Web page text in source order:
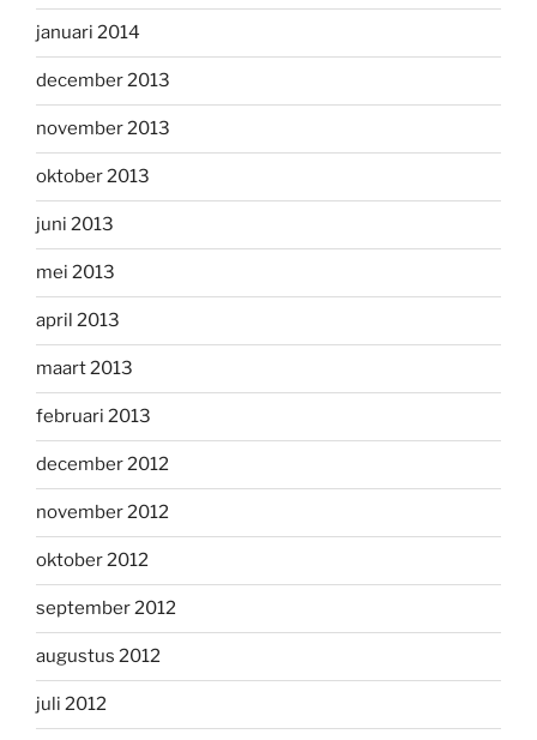
januari 2014
december 2013
november 2013
oktober 2013
juni 2013
mei 2013
april 2013
maart 2013
februari 2013
december 2012
november 2012
oktober 2012
september 2012
augustus 2012
juli 2012